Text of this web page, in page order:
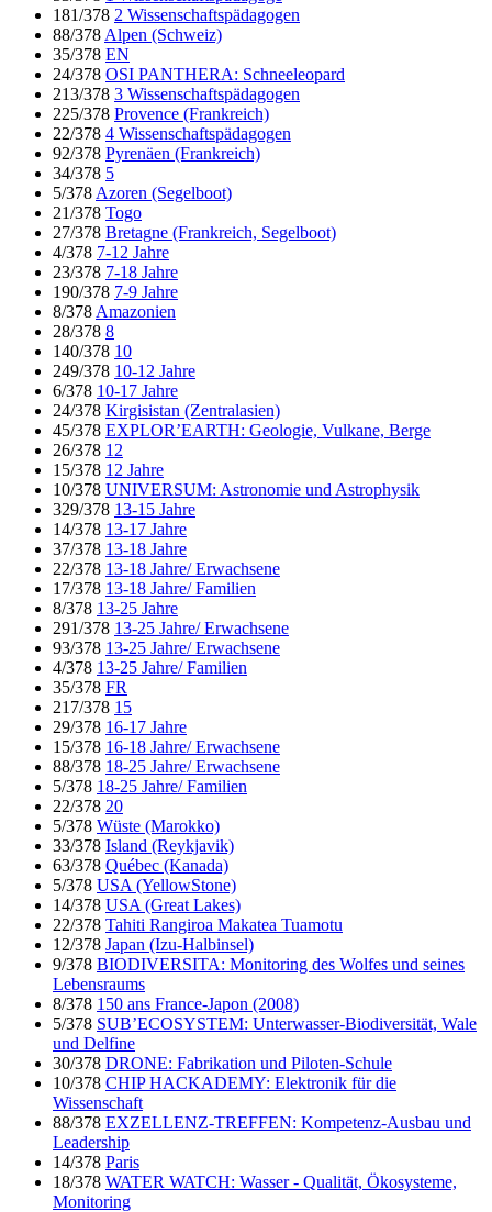
181/378 2 Wissenschaftspädagogen
88/378 Alpen (Schweiz)
35/378 EN
24/378 OSI PANTHERA: Schneeleopard
213/378 3 Wissenschaftspädagogen
225/378 Provence (Frankreich)
22/378 4 Wissenschaftspädagogen
92/378 Pyrenäen (Frankreich)
34/378 5
5/378 Azoren (Segelboot)
21/378 Togo
27/378 Bretagne (Frankreich, Segelboot)
4/378 7-12 Jahre
23/378 7-18 Jahre
190/378 7-9 Jahre
8/378 Amazonien
28/378 8
140/378 10
249/378 10-12 Jahre
6/378 10-17 Jahre
24/378 Kirgisistan (Zentralasien)
45/378 EXPLOR’EARTH: Geologie, Vulkane, Berge
26/378 12
15/378 12 Jahre
10/378 UNIVERSUM: Astronomie und Astrophysik
329/378 13-15 Jahre
14/378 13-17 Jahre
37/378 13-18 Jahre
22/378 13-18 Jahre/ Erwachsene
17/378 13-18 Jahre/ Familien
8/378 13-25 Jahre
291/378 13-25 Jahre/ Erwachsene
93/378 13-25 Jahre/ Erwachsene
4/378 13-25 Jahre/ Familien
35/378 FR
217/378 15
29/378 16-17 Jahre
15/378 16-18 Jahre/ Erwachsene
88/378 18-25 Jahre/ Erwachsene
5/378 18-25 Jahre/ Familien
22/378 20
5/378 Wüste (Marokko)
33/378 Island (Reykjavik)
63/378 Québec (Kanada)
5/378 USA (YellowStone)
14/378 USA (Great Lakes)
22/378 Tahiti Rangiroa Makatea Tuamotu
12/378 Japan (Izu-Halbinsel)
9/378 BIODIVERSITA: Monitoring des Wolfes und seines
Lebensraums
8/378 150 ans France-Japon (2008)
5/378 SUB’ECOSYSTEM: Unterwasser-Biodiversität, Wale
und Delfine
30/378 DRONE: Fabrikation und Piloten-Schule
10/378 CHIP HACKADEMY: Elektronik für die
Wissenschaft
88/378 EXZELLENZ-TREFFEN: Kompetenz-Ausbau und
Leadership
14/378 Paris
18/378 WATER WATCH: Wasser - Qualität, Ökosysteme,
Monitoring